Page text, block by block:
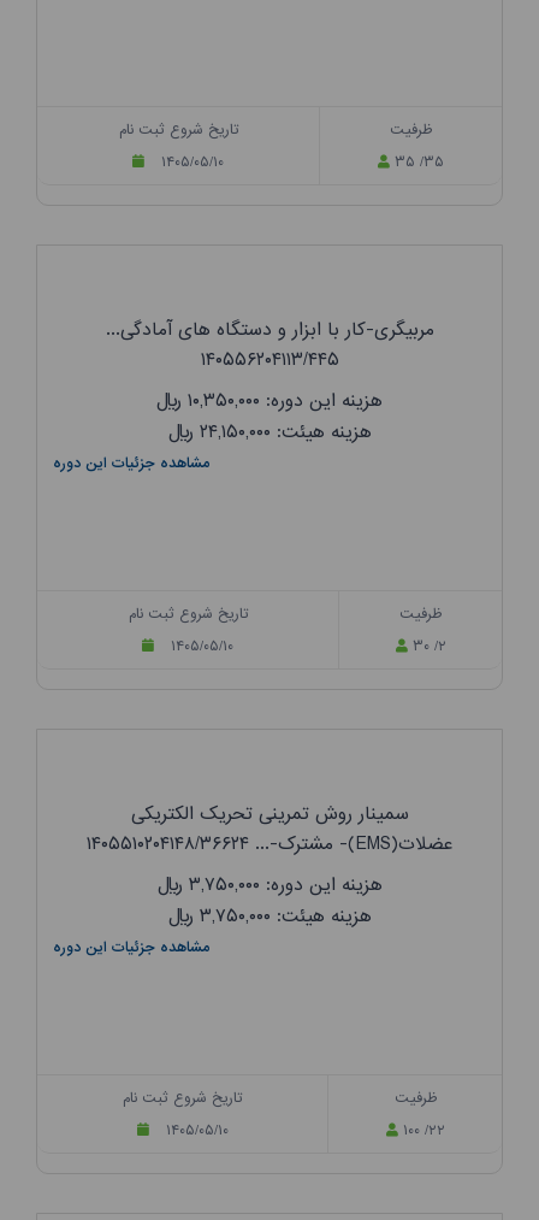
تاریخ شروع ثبت نام
۱۴۰۵/۰۵/۱۰
ظرفیت
۳۵ /۳۵
مربیگری-کار با ابزار و دستگاه های آمادگی...
۱۴۰۵۵۶۲۰۴۱۱۳/۴۴۵
هزینه این دوره: ۱۰,۳۵۰,۰۰۰
ریال
هزینه هیئت: ۲۴,۱۵۰,۰۰۰
ریال
مشاهده جزئیات این دوره
تاریخ شروع ثبت نام
۱۴۰۵/۰۵/۱۰
ظرفیت
۳۰ /۲
سمینار روش تمرینی تحریک الکتریکی
عضلات(EMS)- مشترک-... ۱۴۰۵۵۱۰۲۰۴۱۴۸/۳۶۶۲۴
هزینه این دوره: ۳,۷۵۰,۰۰۰
ریال
هزینه هیئت: ۳,۷۵۰,۰۰۰
ریال
مشاهده جزئیات این دوره
تاریخ شروع ثبت نام
۱۴۰۵/۰۵/۱۰
ظرفیت
۱۰۰ /۲۲